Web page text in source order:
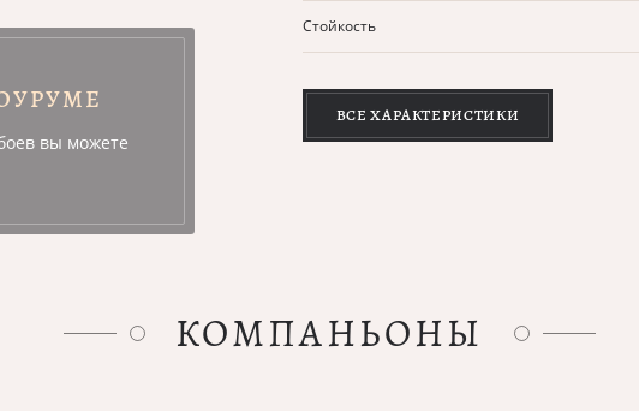
вы можете
Стойкость
ВСЕ ХАРАКТЕРИСТИКИ
КОМПАНЬОНЫ